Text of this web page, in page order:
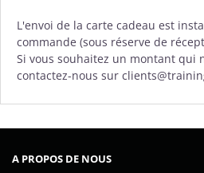
L'envoi de la carte cadeau est
commande (sous réserve de
Si vous souhaitez un montant qui
contactez-nous sur
A PROPOS DE NOUS